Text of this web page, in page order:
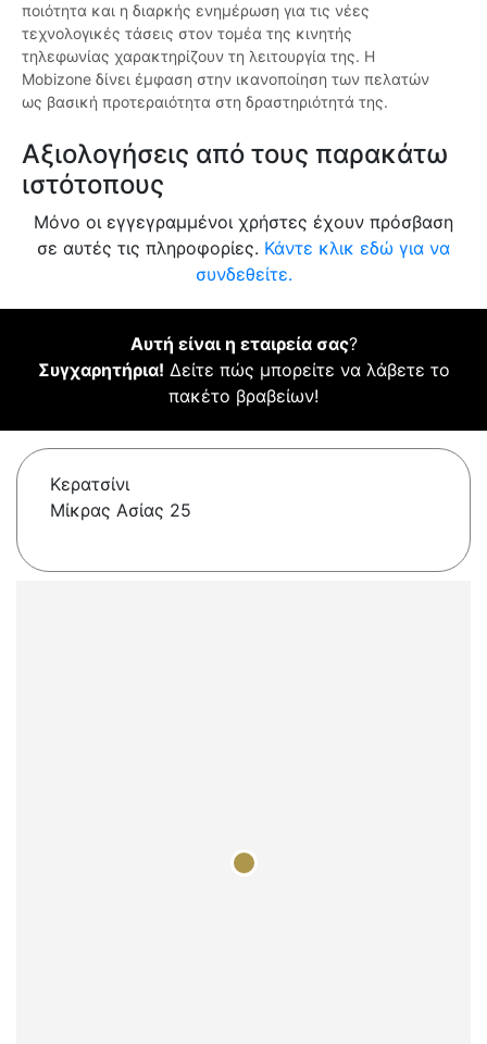
ποιότητα και η διαρκής ενημέρωση για τις νέες
τεχνολογικές τάσεις στον τομέα της κινητής
τηλεφωνίας χαρακτηρίζουν τη λειτουργία της. Η
Mobizone δίνει έμφαση στην ικανοποίηση των πελατών
ως βασική προτεραιότητα στη δραστηριότητά της.
Αξιολογήσεις από τους παρακάτω
ιστότοπους
Μόνο οι εγγεγραμμένοι χρήστες έχουν πρόσβαση
σε αυτές τις πληροφορίες. Κάντε κλικ εδώ για να
συνδεθείτε.
Αυτή είναι η εταιρεία σας?
Συγχαρητήρια! Δείτε πώς μπορείτε να λάβετε το
πακέτο βραβείων!
Κερατσίνι
Μίκρας Ασίας 25